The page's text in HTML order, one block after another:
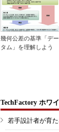
幾何公差の基準「デー
タム」を理解しよう
TechFactory ホワ
若手設計者が育